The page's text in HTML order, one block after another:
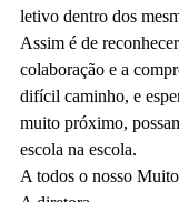
letivo dentro dos
Assim é de
colaboração e a
difícil caminho, e
muito próximo,
escola na escola.
A todos o nosso